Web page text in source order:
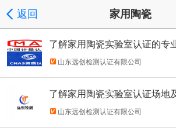
返回 家用陶瓷
了解家用陶瓷实验室认证的专
山东远创检测认证有限公司
了解家用陶瓷实验室认证场地
山东远创检测认证有限公司